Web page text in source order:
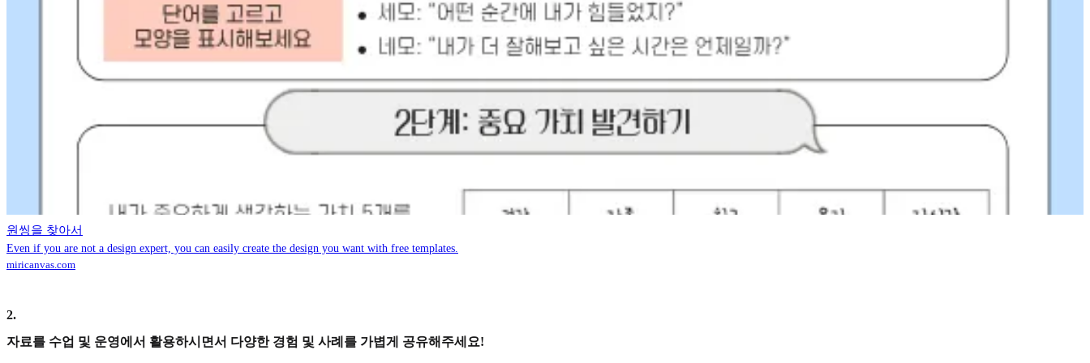
원씽을 찾아서
Even if you are not a design expert, you can easily create the design you want with free templates.
miricanvas.com
2.
자료를 수업 및 운영에서 활용하시면서 다양한 경험 및 사례를 가볍게 공유해주세요!